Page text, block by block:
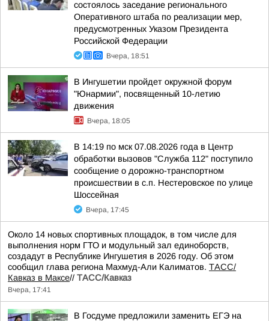
состоялось заседание регионального
Оперативного штаба по реализации мер,
предусмотренных Указом Президента
Российской Федерации
Вчера, 18:51
В Ингушетии пройдет окружной форум
"Юнармии", посвященный 10-летию
движения
Вчера, 18:05
В 14:19 по мск 07.08.2026 года в Центр
обработки вызовов "Служба 112" поступило
сообщение о дорожно-транспортном
происшествии в с.п. Нестеровское по улице
Шоссейная
Вчера, 17:45
Около 14 новых спортивных площадок, в том числе для
выполнения норм ГТО и модульный зал единоборств,
создадут в Республике Ингушетия в 2026 году. Об этом
сообщил глава региона Махмуд-Али Калиматов. ТАСС/
Кавказ в Максе// ТАСС/Кавказ
Вчера, 17:41
В Госдуме предложили заменить ЕГЭ на